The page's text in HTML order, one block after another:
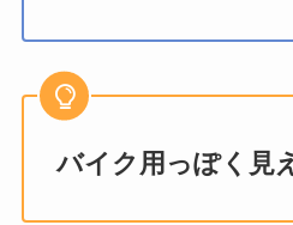
バイク用っぽく見